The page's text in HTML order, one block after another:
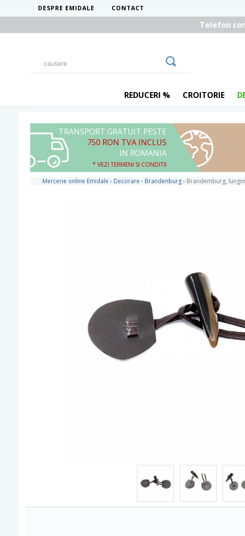
DESPRE EMIDALE CONTACT
Telefon
REDUCERI % CROITORIE
TRANSPORT GRATUIT PESTE
750 RON TVA INCLUS
IN ROMANIA
* VEZI TERMENI SI CONDITII
Mercerie online Emidale › Decorare › Brandenburg› Brandemburg,